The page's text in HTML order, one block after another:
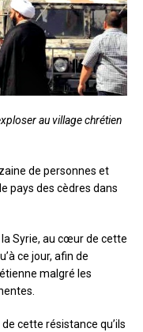
au village chrétien
de personnes et
pays des cèdres dans
Syrie, au cœur de cette
ce jour, afin de
malgré les
cette résistance qu’ils